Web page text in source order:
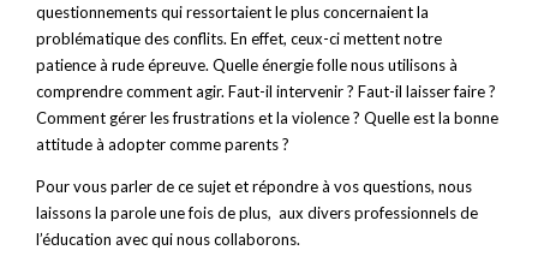
questionnements qui ressortaient le plus concernaient la
problématique des conflits. En effet, ceux-ci mettent notre
patience à rude épreuve. Quelle énergie folle nous utilisons à
comprendre comment agir. Faut-il intervenir ? Faut-il laisser faire ?
Comment gérer les frustrations et la violence ? Quelle est la bonne
attitude à adopter comme parents ?
Pour vous parler de ce sujet et répondre à vos questions, nous
laissons la parole une fois de plus, aux divers professionnels de
l’éducation avec qui nous collaborons.